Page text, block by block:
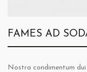
FAMES AD
Nostra condimentum